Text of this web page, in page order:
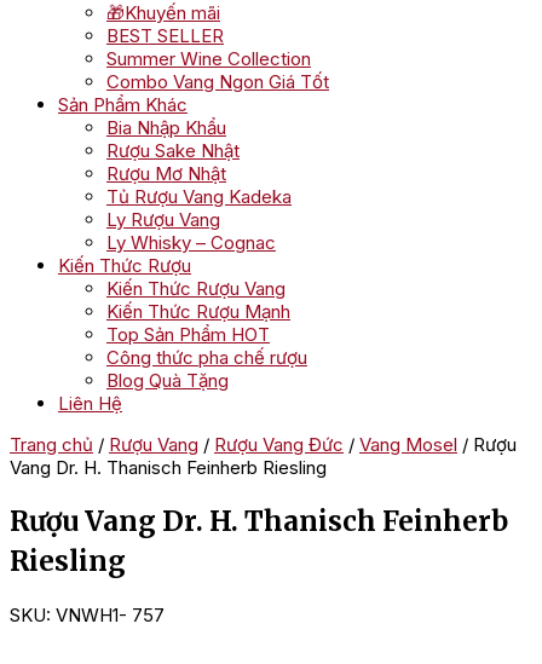
🎁Khuyến mãi
BEST SELLER
Summer Wine Collection
Combo Vang Ngon Giá Tốt
Sản Phẩm Khác
Bia Nhập Khẩu
Rượu Sake Nhật
Rượu Mơ Nhật
Tủ Rượu Vang Kadeka
Ly Rượu Vang
Ly Whisky – Cognac
Kiến Thức Rượu
Kiến Thức Rượu Vang
Kiến Thức Rượu Mạnh
Top Sản Phẩm HOT
Công thức pha chế rượu
Blog Quà Tặng
Liên Hệ
Trang chủ / Rượu Vang / Rượu Vang Đức / Vang Mosel / Rượu
Vang Dr. H. Thanisch Feinherb Riesling
Rượu Vang Dr. H. Thanisch Feinherb
Riesling
SKU: VNWH1- 757